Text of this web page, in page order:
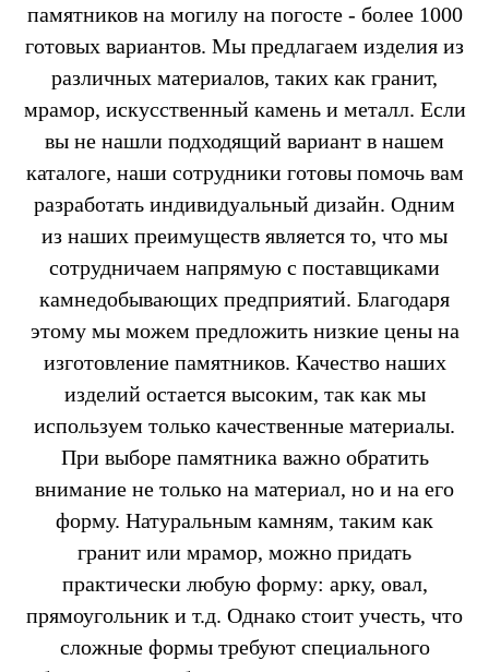
памятников на могилу на погосте - более 1000
готовых вариантов. Мы предлагаем изделия из
различных материалов, таких как гранит,
мрамор, искусственный камень и металл. Если
вы не нашли подходящий вариант в нашем
каталоге, наши сотрудники готовы помочь вам
разработать индивидуальный дизайн. Одним
из наших преимуществ является то, что мы
сотрудничаем напрямую с поставщиками
камнедобывающих предприятий. Благодаря
этому мы можем предложить низкие цены на
изготовление памятников. Качество наших
изделий остается высоким, так как мы
используем только качественные материалы.
При выборе памятника важно обратить
внимание не только на материал, но и на его
форму. Натуральным камням, таким как
гранит или мрамор, можно придать
практически любую форму: арку, овал,
прямоугольник и т.д. Однако стоит учесть, что
сложные формы требуют специального